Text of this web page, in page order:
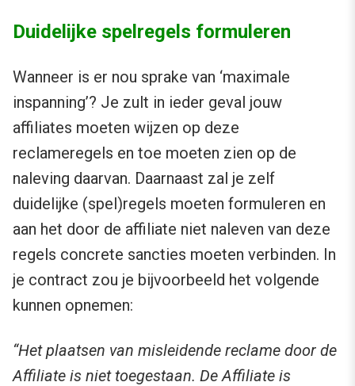
Duidelijke spelregels formuleren
Wanneer is er nou sprake van ‘maximale
inspanning’? Je zult in ieder geval jouw
affiliates moeten wijzen op deze
reclameregels en toe moeten zien op de
naleving daarvan. Daarnaast zal je zelf
duidelijke (spel)regels moeten formuleren en
aan het door de affiliate niet naleven van deze
regels concrete sancties moeten verbinden. In
je contract zou je bijvoorbeeld het volgende
kunnen opnemen:
“Het plaatsen van misleidende reclame door de
Affiliate is niet toegestaan. De Affiliate is